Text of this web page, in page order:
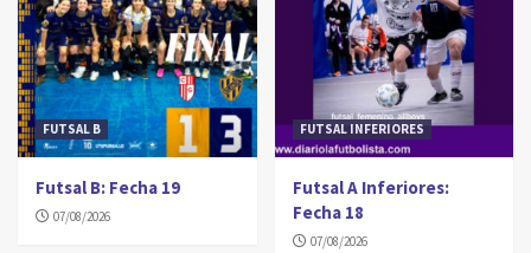
FUTSAL B
Futsal B: Fecha 19
07/08/2026
FUTSAL INFERIORES
Futsal A Inferiores:
Fecha 18
07/08/2026